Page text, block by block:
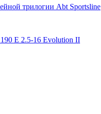
трилогии Abt Sportsline
190 E 2.5-16 Evolution II